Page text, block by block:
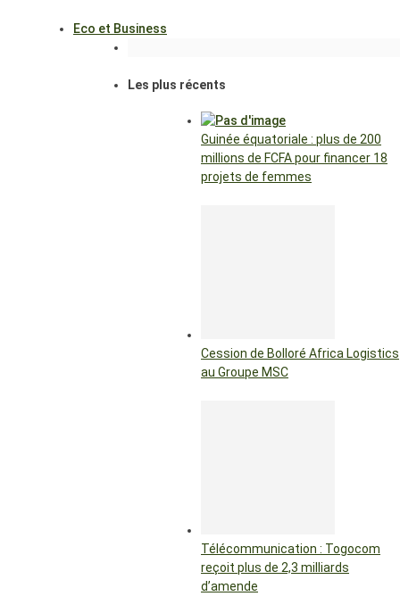
Eco et Business
Les plus récents
Guinée équatoriale : plus de 200
millions de FCFA pour financer 18
projets de femmes
Cession de Bolloré Africa Logistics
au Groupe MSC
Télécommunication : Togocom
reçoit plus de 2,3 milliards
d’amende